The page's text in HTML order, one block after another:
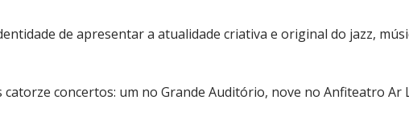
de apresentar a atualidade criativa e original do jazz,
catorze concertos: um no Grande Auditório, nove no Anfiteatro Ar